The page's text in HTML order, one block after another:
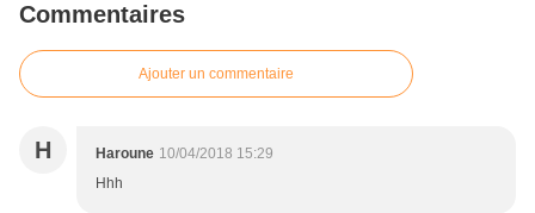
Commentaires
Ajouter un commentaire
H Haroune 10/04/2018 15:29
Hhh